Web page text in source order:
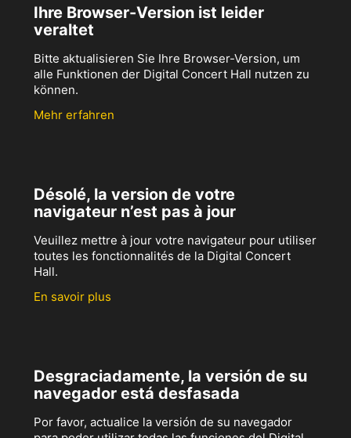
Ihre Browser-Version ist leider
veraltet
Bitte aktualisieren Sie Ihre Browser-Version, um
alle Funktionen der Digital Concert Hall nutzen zu
können.
Mehr erfahren
Désolé, la version de votre
navigateur n’est pas à jour
Veuillez mettre à jour votre navigateur pour utiliser
toutes les fonctionnalités de la Digital Concert
Hall.
En savoir plus
Desgraciadamente, la versión de su
navegador está desfasada
Por favor, actualice la versión de su navegador